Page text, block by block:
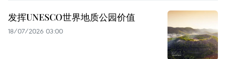
发挥UNESCO世界地质公园价值
18/07/2026 03:00